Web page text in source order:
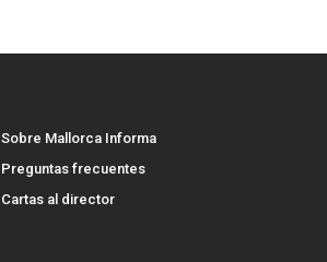
Sobre Mallorca Informa
Preguntas frecuentes
Cartas al director